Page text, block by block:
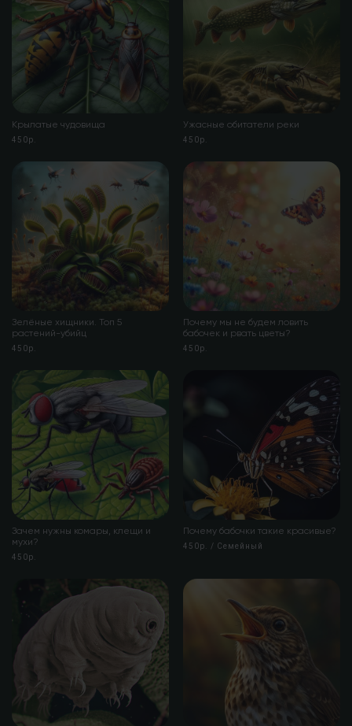
450р.
Крылатые чудовища
450р.
Ужасные обитатели реки
450р.
Зелёные хищники. Топ 5
растений-убийц
450р.
Почему мы не будем ловить
бабочек и рвать цветы?
450р.
Зачем нужны комары, клещи и
мухи?
450р. / Семейный
Почему бабочки такие красивые?